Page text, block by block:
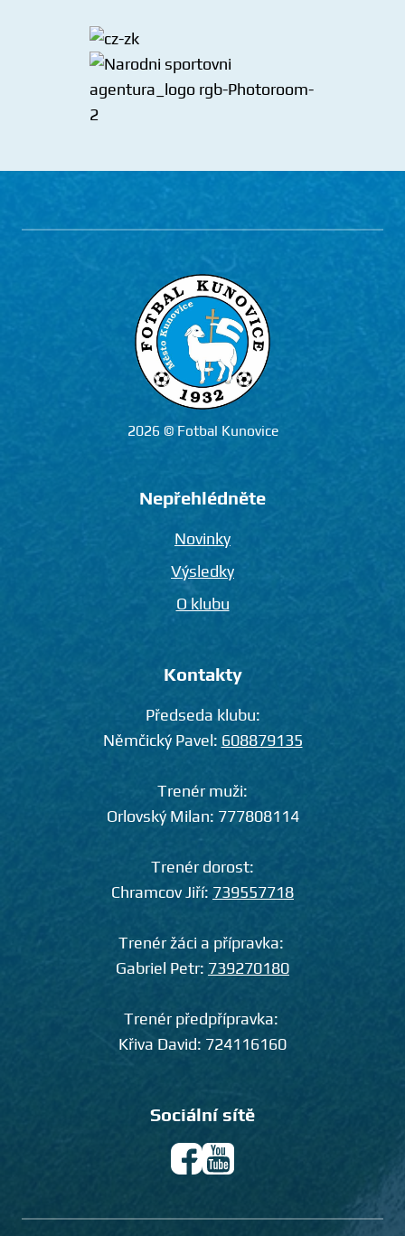
2026 © Fotbal Kunovice
Nepřehlédněte
Novinky
Výsledky
O klubu
Kontakty
Předseda klubu:
Němčický Pavel: 608879135
Trenér muži:
Orlovský Milan: 777808114
Trenér dorost:
Chramcov Jiří: 739557718
Trenér žáci a přípravka:
Gabriel Petr: 739270180
Trenér předpřípravka:
Křiva David: 724116160
Sociální sítě